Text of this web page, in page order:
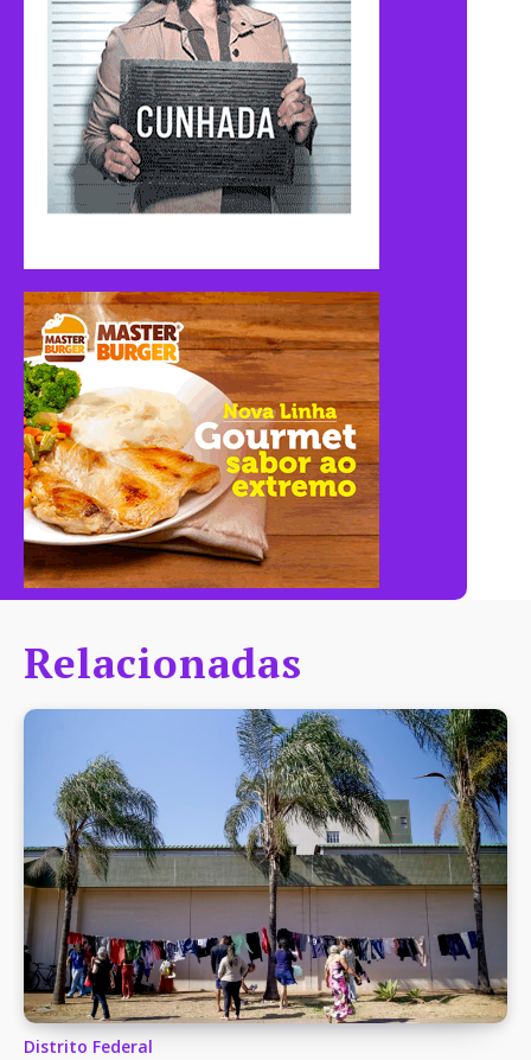
Relacionadas
Distrito Federal